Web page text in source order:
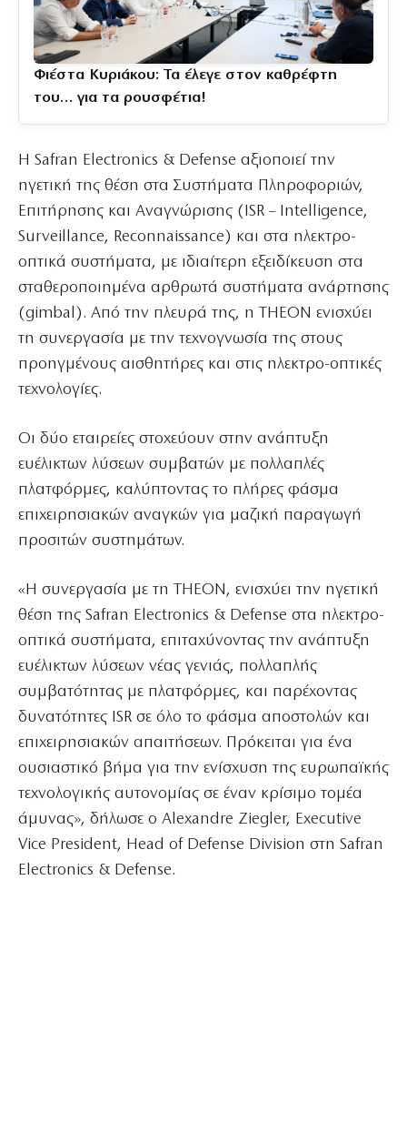
Φιέστα Κυριάκου: Τα έλεγε στον καθρέφτη
του… για τα ρουσφέτια!
Η Safran Electronics & Defense αξιοποιεί την
ηγετική της θέση στα Συστήματα Πληροφοριών,
Επιτήρησης και Αναγνώρισης (ISR – Intelligence,
Surveillance, Reconnaissance) και στα ηλεκτρο-
οπτικά συστήματα, με ιδιαίτερη εξειδίκευση στα
σταθεροποιημένα αρθρωτά συστήματα ανάρτησης
(gimbal). Από την πλευρά της, η THEON ενισχύει
τη συνεργασία με την τεχνογνωσία της στους
προηγμένους αισθητήρες και στις ηλεκτρο-οπτικές
τεχνολογίες.
Οι δύο εταιρείες στοχεύουν στην ανάπτυξη
ευέλικτων λύσεων συμβατών με πολλαπλές
πλατφόρμες, καλύπτοντας το πλήρες φάσμα
επιχειρησιακών αναγκών για μαζική παραγωγή
προσιτών συστημάτων.
«Η συνεργασία με τη THEON, ενισχύει την ηγετική
θέση της Safran Electronics & Defense στα ηλεκτρο-
οπτικά συστήματα, επιταχύνοντας την ανάπτυξη
ευέλικτων λύσεων νέας γενιάς, πολλαπλής
συμβατότητας με πλατφόρμες, και παρέχοντας
δυνατότητες ISR σε όλο το φάσμα αποστολών και
επιχειρησιακών απαιτήσεων. Πρόκειται για ένα
ουσιαστικό βήμα για την ενίσχυση της ευρωπαϊκής
τεχνολογικής αυτονομίας σε έναν κρίσιμο τομέα
άμυνας», δήλωσε ο Alexandre Ziegler, Executive
Vice President, Head of Defense Division στη Safran
Electronics & Defense.